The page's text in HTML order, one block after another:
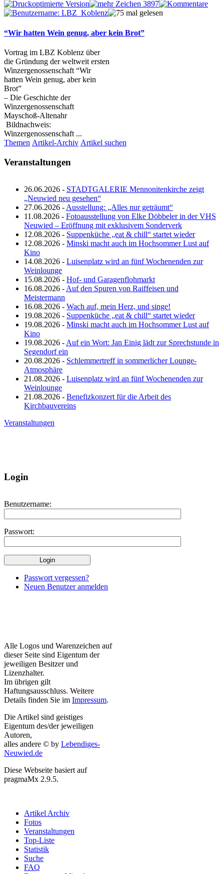
“Wir hatten Wein genug, aber kein Brot”
Vortrag im LBZ Koblenz über
die Gründung der weltweit ersten
Winzergenossenschaft “Wir
hatten Wein genug, aber kein
Brot”
– Die Geschichte der
Winzergenossenschaft
Mayschoß-Altenahr
Bildnachweis:
Winzergenossenschaft ...
Themen Artikel-Archiv Artikel suchen
Veranstaltungen
26.06.2026 - STADTGALERIE Mennonitenkirche zeigt
„Neuwied neu gesehen“
27.06.2026 - Ausstellung: „Alles nur geträumt“
11.08.2026 - Fotoausstellung von Elke Döbbeler in der VHS
Neuwied – Eröffnung mit exklusivem Sonderverk
12.08.2026 - Suppenküche „eat & chill“ startet wieder
12.08.2026 - Minski macht auch im Hochsommer Lust auf
Kino
14.08.2026 - Luisenplatz wird an fünf Wochenenden zur
Weinlounge
15.08.2026 - Hof- und Garagenflohmarkt
16.08.2026 - Auf den Spuren von Raiffeisen und
Meistermann
16.08.2026 - Wach auf, mein Herz, und singe!
19.08.2026 - Suppenküche „eat & chill“ startet wieder
19.08.2026 - Minski macht auch im Hochsommer Lust auf
Kino
19.08.2026 - Auf ein Wort: Jan Einig lädt zur Sprechstunde in
Segendorf ein
20.08.2026 - Schlemmertreff in sommerlicher Lounge-
Atmosphäre
21.08.2026 - Luisenplatz wird an fünf Wochenenden zur
Weinlounge
21.08.2026 - Benefizkonzert für die Arbeit des
Kirchbauvereins
Veranstaltungen
Login
Benutzername:
Passwort:
Passwort vergessen?
Neuen Benutzer anmelden
Alle Logos und Warenzeichen auf
dieser Seite sind Eigentum der
jeweiligen Besitzer und
Lizenzhalter.
Im übrigen gilt
Haftungsausschluss. Weitere
Details finden Sie im Impressum.
Die Artikel sind geistiges
Eigentum des/der jeweiligen
Autoren,
alles andere © by Lebendiges-
Neuwied.de
Diese Webseite basiert auf
pragmaMx 2.9.5.
Artikel Archiv
Fotos
Veranstaltungen
Top-Liste
Statistik
Suche
FAQ